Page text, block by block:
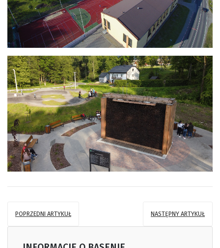
POPRZEDNI ARTYKUŁ NASTĘPNY ARTYKUŁ